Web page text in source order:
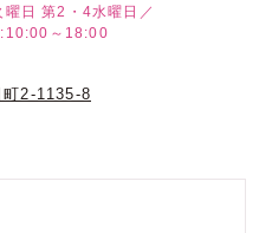
曜日 第2・4水曜日／
:10:00～18:00
町2-1135-8